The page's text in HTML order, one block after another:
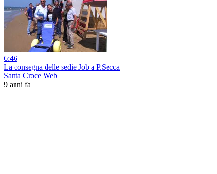
6:46
La consegna delle sedie Job a P.Secca
Santa Croce Web
9 anni fa